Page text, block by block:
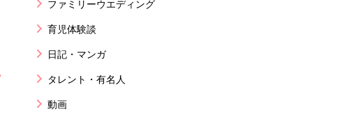
ファミリーウエディング
育児体験談
日記・マンガ
タレント・有名人
動画